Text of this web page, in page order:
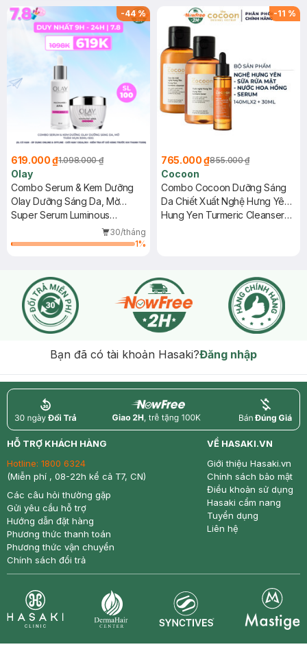
-44%
619.000 ₫1.098.000 ₫
Olay
Combo Serum & Kem Dưỡng
Olay Dưỡng Sáng Da, Mờ
Thâm Mụn 30ml+50g
Super Serum Luminous
Niacinamide+AHA + Moisturizer
30/tháng
1%
-11 %
765.000 ₫855.000 ₫
Cocoon
Combo Cocoon Dưỡng Sáng
Da Chiết Xuất Nghệ Hưng Yên
3 Món
Hung Yen Turmeric Cleanser
Bạn đã có tài khoản Hasaki?Đăng nhập
return nowfree price
HỖ TRỢ KHÁCH HÀNG
Hotline: 1800 6324
(Miễn phí , 08-22h kể cả T7, CN)
Các câu hỏi thường gặp
Gửi yêu cầu hỗ trợ
Hướng dẫn đặt hàng
Phương thức thanh toán
Phương thức vận chuyển
Chính sách đổi trả
VỀ HASAKI.VN
Giới thiệu Hasaki.vn
Chính sách bảo mật
Điều khoản sử dụng
Hasaki cẩm nang
Tuyển dụng
Liên hệ